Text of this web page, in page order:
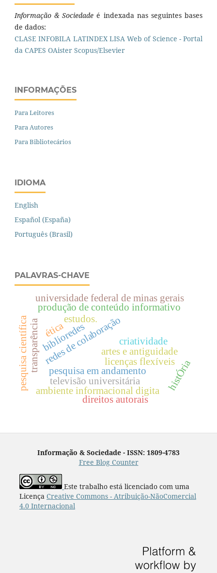
Informação & Sociedadeé indexada nas seguintes bases
de dados:
CLASE INFOBILA LATINDEX LISA Web of Science - Portal
da CAPES OAister Scopus/Elsevier
INFORMAÇÕES
Para Leitores
Para Autores
Para Bibliotecários
IDIOMA
English
Español (España)
Português (Brasil)
PALAVRAS-CHAVE
redes de colaboração
pesquisa em andamento
estudos.
produção de conteúdo informativo
televisão universitária
universidade federal de minas gerais
artes e antiguidade
ambiente informacional digita
licenças flexíveis
direitos autorais
criatividade
histÓria
biblioredes
transparência ética
pesquisa científica
Informação & Sociedade - ISSN: 1809-4783
Free Blog Counter
Este trabalho está licenciado com uma
Licença Creative Commons - Atribuição-NãoComercial
4.0 Internacional